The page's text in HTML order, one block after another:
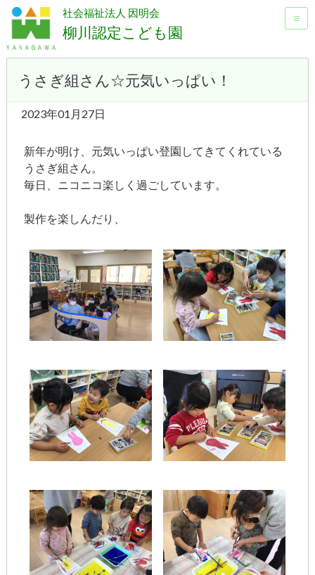
≡
社会福祉法人 因明会
柳川認定こども園
うさぎ組さん☆元気いっぱい！
2023年01月27日
新年が明け、元気いっぱい登園してきてくれている
うさぎ組さん。
毎日、ニコニコ楽しく過ごしています。
製作を楽しんだり、